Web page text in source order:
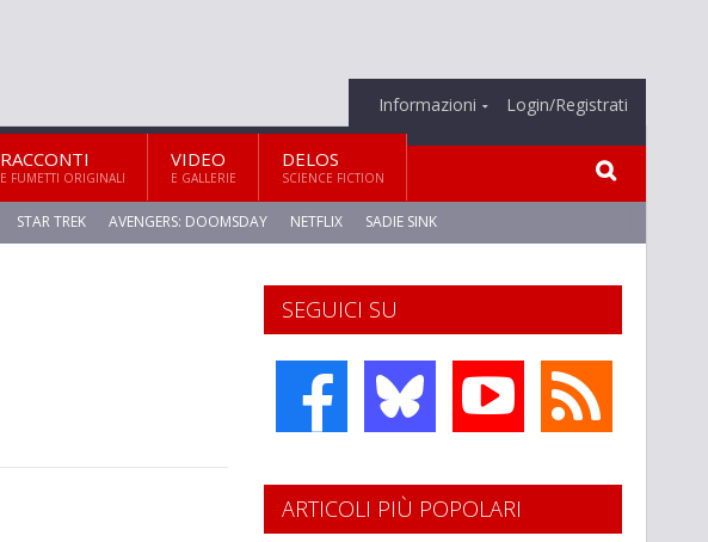
Informazioni Login/Registrati
RACCONTI
E FUMETTI ORIGINALI
VIDEO
E GALLERIE
DELOS
SCIENCE FICTION
STAR TREK AVENGERS: DOOMSDAY NETFLIX SADIE SINK
SEGUICI SU
ARTICOLI PIÙ POPOLARI